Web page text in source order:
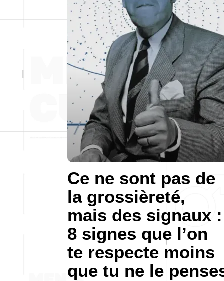
Ce ne sont pas de
la grossièreté,
mais des signaux :
8 signes que l’on
te respecte moins
que tu ne le